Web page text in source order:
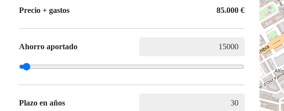
Precio + gastos 85.000 €
Ahorro aportado
Plazo en años